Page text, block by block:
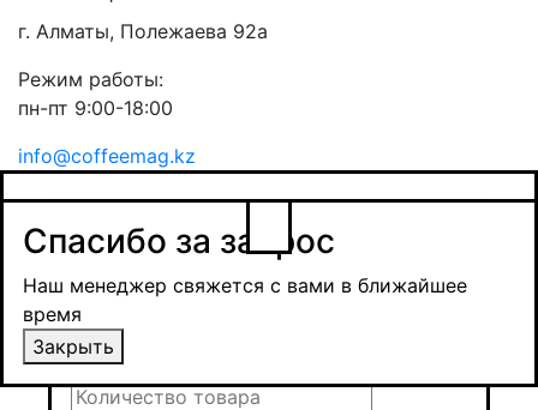
г. Алматы, Полежаева 92а
Режим работы:
пн-пт 9:00-18:00
info@coffeemag.kz
Заказ товара
Уведомить о поступлении
Спасибо за заявку
Наш менеджер свяжется с вами в ближайшее
время и обсудит сроки поставки и условия
оплаты
Закрыть
Получить оптовую цену
Спасибо за запрос
Наш менеджер свяжется с вами в ближайшее
время
Закрыть